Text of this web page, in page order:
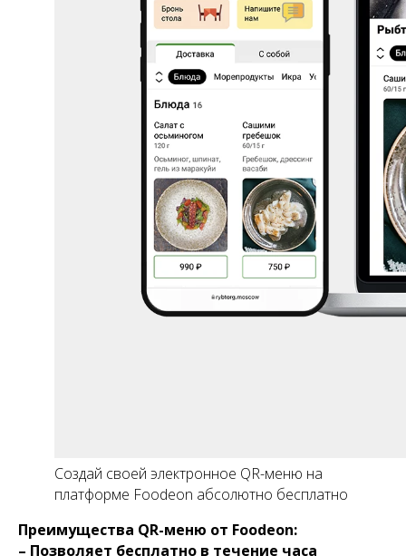
Создай своей электронное QR-меню на
платформе Foodeon абсолютно бесплатно
Преимущества QR-меню от Foodeon:
– Позволяет бесплатно в течение часа